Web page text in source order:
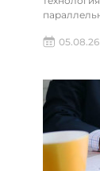
05.08.26